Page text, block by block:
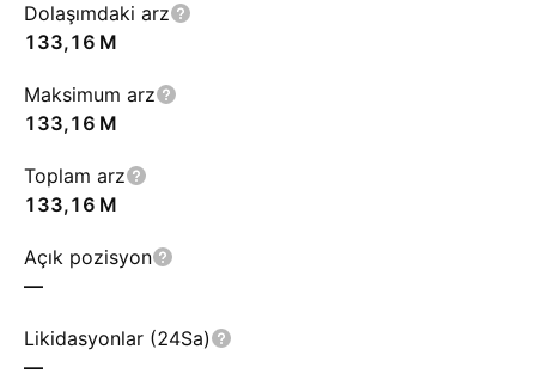
Dolaşımdaki arz
‪133,16 M‬
Maksimum arz
‪133,16 M‬
Toplam arz
‪133,16 M‬
Açık pozisyon
—
Likidasyonlar (24Sa)
—